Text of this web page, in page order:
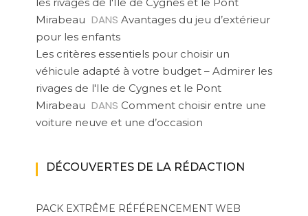
Mirabeau DANS Avantages du jeu d’extérieur
pour les enfants
Les critères essentiels pour choisir un
véhicule adapté à votre budget – Admirer les
rivages de l'Ile de Cygnes et le Pont
Mirabeau DANS Comment choisir entre une
voiture neuve et une d’occasion
DÉCOUVERTES DE LA RÉDACTION
PACK EXTRÊME RÉFÉRENCEMENT WEB